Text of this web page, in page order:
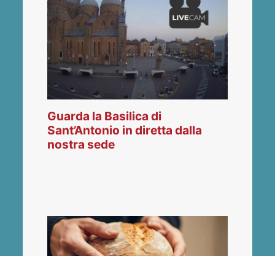
Guarda la Basilica di
Sant’Antonio in diretta dalla
nostra sede